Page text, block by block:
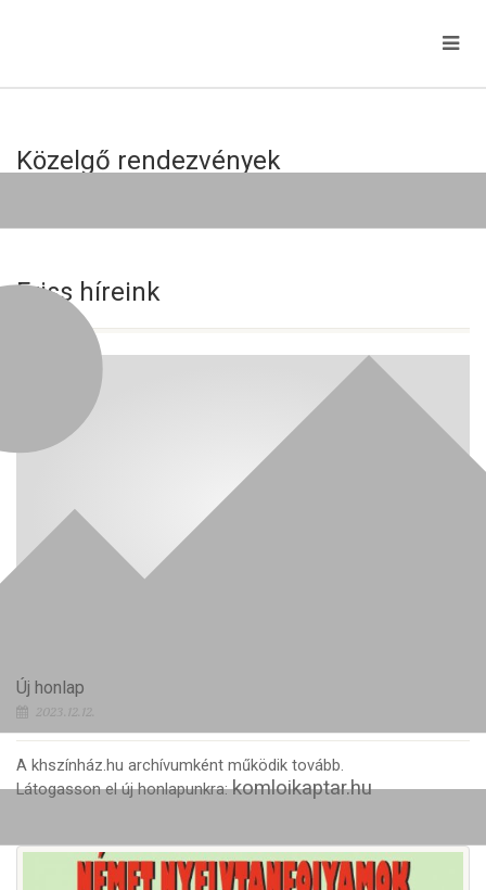
Közelgő rendezvények
Friss híreink
Új honlap
2023.12.12.
A khszínház.hu archívumként működik tovább.
Látogasson el új honlapunkra:komloikaptar.hu